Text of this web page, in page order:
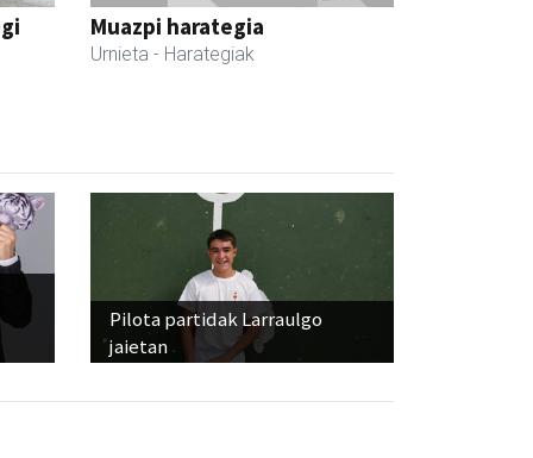
Muazpi harategia
Urnieta - Harategiak
Pilota partidak Larraulgo
jaietan